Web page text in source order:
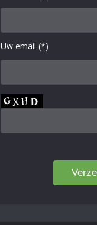
Uw email (*)